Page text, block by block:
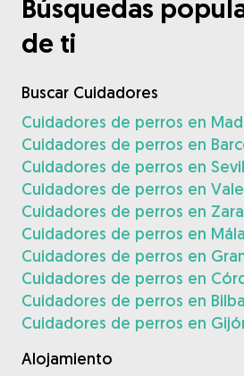
Búsquedas
de ti
Buscar Cuidadores
Cuidadores de perros en
Cuidadores de perros en
Cuidadores de perros en
Cuidadores de perros en
Cuidadores de perros en
Cuidadores de perros en
Cuidadores de perros en
Cuidadores de perros en
Cuidadores de perros en
Cuidadores de perros en
Alojamiento